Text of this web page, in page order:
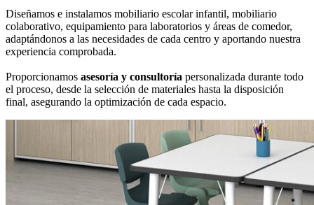
Diseñamos e instalamos mobiliario escolar infantil, mobiliario
colaborativo, equipamiento para laboratorios y áreas de comedor,
adaptándonos a las necesidades de cada centro y aportando nuestra
experiencia comprobada.
Proporcionamos asesoría y consultoría personalizada durante todo
el proceso, desde la selección de materiales hasta la disposición
final, asegurando la optimización de cada espacio.